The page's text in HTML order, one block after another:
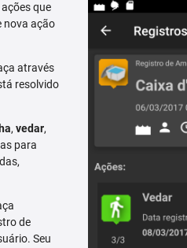
que
nova ação
através
resolvido
, vedar,
para
de
Seu